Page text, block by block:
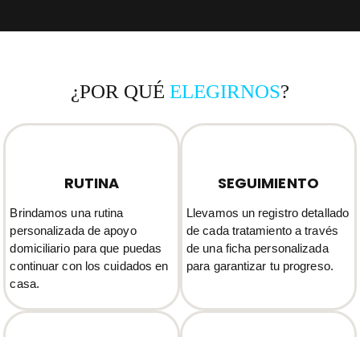
¿POR QUÉ ELEGIRNOS?
RUTINA
Brindamos una rutina
personalizada de apoyo
domiciliario para que puedas
continuar con los cuidados en
casa.
SEGUIMIENTO
Llevamos un registro detallado
de cada tratamiento a través
de una ficha personalizada
para garantizar tu progreso.